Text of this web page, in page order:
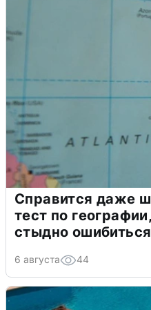
Справится даже
тест по
стыдно ошибиться
6 августа 44